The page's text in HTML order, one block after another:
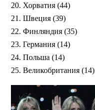
20. Хорватия (44)
21. Швеция (39)
22. Финляндия (35)
23. Германия (14)
24. Польша (14)
25. Великобритания (14)